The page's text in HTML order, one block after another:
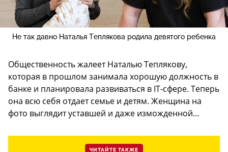
Не так давно Наталья Теплякова родила девятого ребенка
Общественность жалеет Наталью Теплякову,
которая в прошлом занимала хорошую должность в
банке и планировала развиваться в IT-сфере. Теперь
она всю себя отдает семье и детям. Женщина на
фото выглядит уставшей и даже изможденной…
ЧИТАЙТЕ ТАКЖЕ